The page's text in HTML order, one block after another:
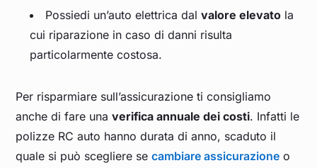
Possiedi un’auto elettrica dalvalore elevato la
cui riparazione in caso di danni risulta
particolarmente costosa.
Per risparmiare sull’assicurazione ti consigliamo
anche di fare unaverifica annuale dei costi. Infatti le
polizze RC auto hanno durata di anno, scaduto il
quale si può scegliere secambiare assicurazione o